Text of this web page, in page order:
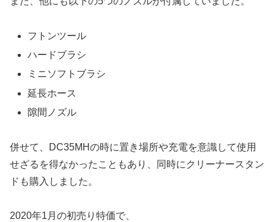
フトンツール
ハードブラシ
ミニソフトブラシ
延長ホース
隙間ノズル
併せて、DC35MHの時に置き場所や充電を意識して使用
せざるを得なかったこともあり、同時にクリーナースタン
ドも購入しました。
2020年1月の初売り特価で、